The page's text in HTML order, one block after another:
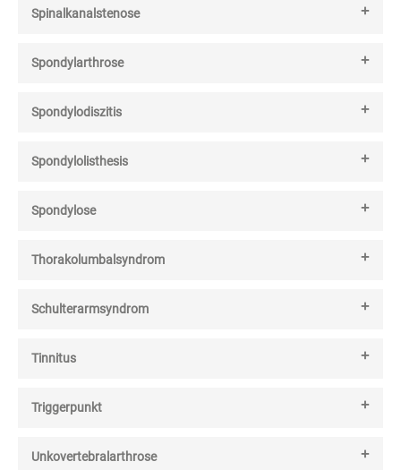
Spinalkanalstenose
Spondylarthrose
Spondylodiszitis
Spondylolisthesis
Spondylose
Thorakolumbalsyndrom
Schulterarmsyndrom
Tinnitus
Triggerpunkt
Unkovertebralarthrose